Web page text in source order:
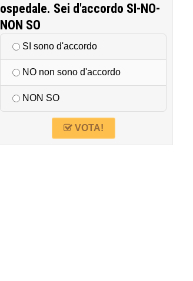
ospedale. Sei d'accordo SI-NO-
NON SO
SI sono d'accordo
NO non sono d'accordo
NON SO
VOTA!